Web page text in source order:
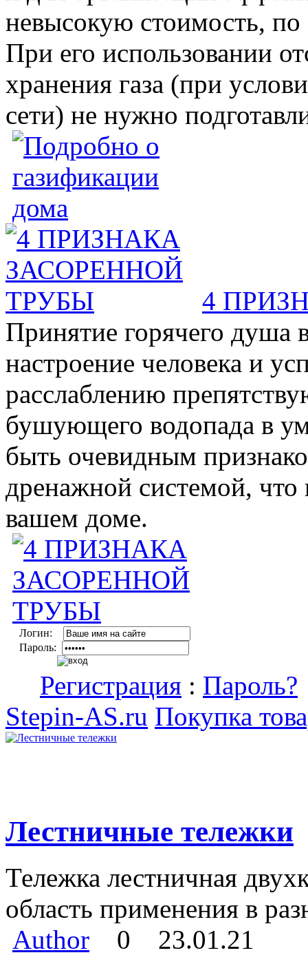
невысокую стоимость, по
При его использовании
хранения газа (при
сети) не нужно
4
Принятие горячего душа
настроение человека и
расслаблению
бушующего водопада в
быть очевидным
дренажной системой, что
вашем доме.
Логин:
Пароль:
Регистрация : Пароль?
Stepin-AS.ru Покупка
Лестничные тележки
Тележка лестничная
область применения в
Author
0 23.01.21